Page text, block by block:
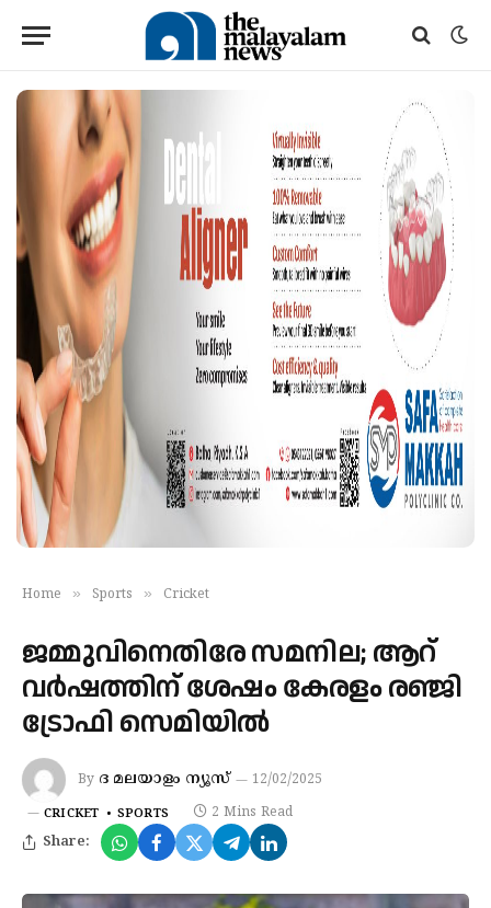
Home » Sports » Cricket
ജമ്മുവിനെതിരേ സമനില; ആറ്
വര്‍ഷത്തിന് ശേഷം കേരളം രഞ്ജി
ട്രോഫി സെമിയില്‍
By ദ മലയാളം ന്യൂസ് 12/02/2025
CRICKET SPORTS 2 Mins Read
Share: